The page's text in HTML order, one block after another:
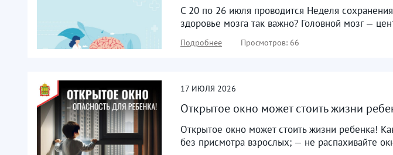
С 20 по 26 июля проводится Неделя
здоровье мозга так важно? Головной мозг —
Подробнее Просмотров: 66
17 ИЮЛЯ 2026
Открытое окно может стоить жизни
Открытое окно может стоить жизни ребенка!
без присмотра взрослых; — не распахивайте